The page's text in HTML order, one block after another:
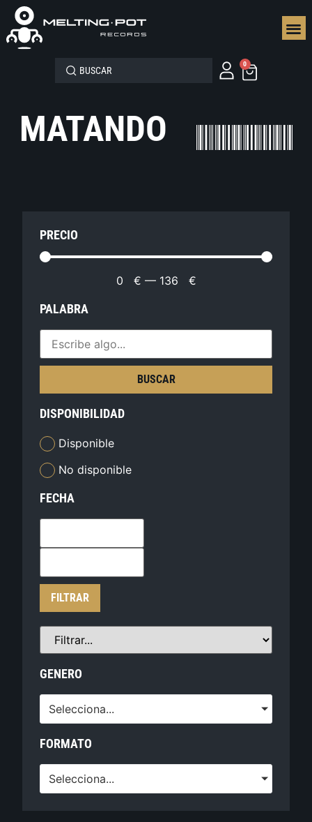
0
MATANDO
PRECIO
0 € — 136 €
PALABRA
BUSCAR
DISPONIBILIDAD
Disponible
No disponible
FECHA
FILTRAR
GENERO
Selecciona...
FORMATO
Selecciona...